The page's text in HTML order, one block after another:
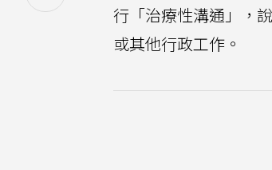
行「治療性溝通」，
或其他行政工作。